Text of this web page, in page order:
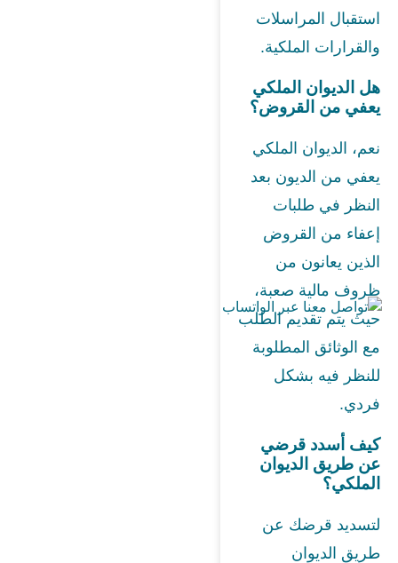
استقبال المراسلات
والقرارات الملكية.
هل الديوان الملكي
يعفي من القروض؟
نعم، الديوان الملكي
يعفي من الديون بعد
النظر في طلبات
إعفاء من القروض
الذين يعانون من
ظروف مالية صعبة،
حيث يتم تقديم الطلب
مع الوثائق المطلوبة
للنظر فيه بشكل
فردي.
كيف أسدد قرضي
عن طريق الديوان
الملكي؟
لتسديد قرضك عن
طريق الديوان